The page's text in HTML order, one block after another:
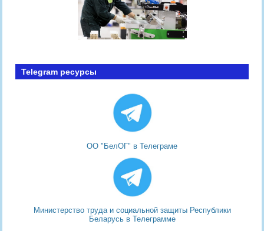
Telegram ресурсы
ОО "БелОГ" в Телеграме
Министерство труда и социальной защиты Республики
Беларусь в Телеграмме